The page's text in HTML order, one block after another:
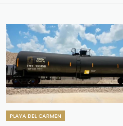
PLAYA DEL CARMEN